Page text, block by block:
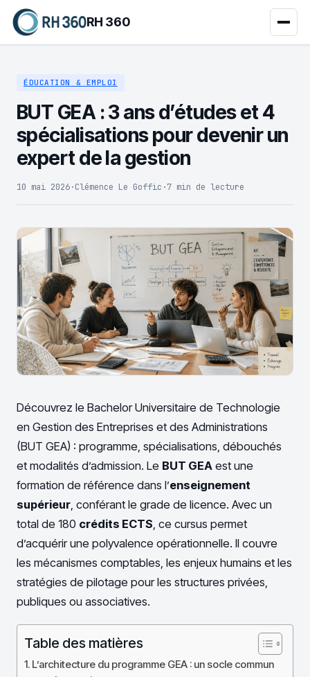
RH 360
ÉDUCATION & EMPLOI
BUT GEA : 3 ans d’études et 4
spécialisations pour devenir un
expert de la gestion
10 mai 2026·Clémence Le Goffic ·7 min de lecture
Découvrez le Bachelor Universitaire de Technologie
en Gestion des Entreprises et des Administrations
(BUT GEA) : programme, spécialisations, débouchés
et modalités d’admission. Le BUT GEA est une
formation de référence dans l’enseignement
supérieur, conférant le grade de licence. Avec un
total de 180 crédits ECTS, ce cursus permet
d’acquérir une polyvalence opérationnelle. Il couvre
les mécanismes comptables, les enjeux humains et les
stratégies de pilotage pour les structures privées,
publiques ou associatives.
Table des matières
L’architecture du programme GEA : un socle commun